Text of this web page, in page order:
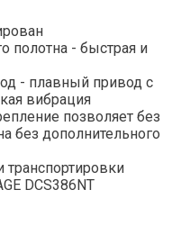
полотна - быстрая и
- плавный привод с
вибрация
позволяет без
без дополнительного
транспортировки
DCS386NT